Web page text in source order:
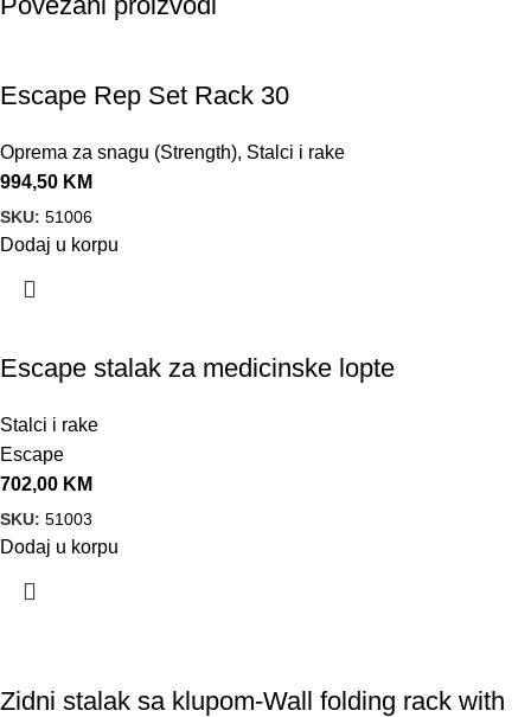
Escape Rep Set Rack 30
Oprema za snagu (Strength), Stalci i rake
994,50 KM
SKU: 51006
Dodaj u korpu
Escape stalak za medicinske lopte
Stalci i rake
Escape
702,00 KM
SKU: 51003
Dodaj u korpu
Zidni stalak sa klupom-Wall folding rack with